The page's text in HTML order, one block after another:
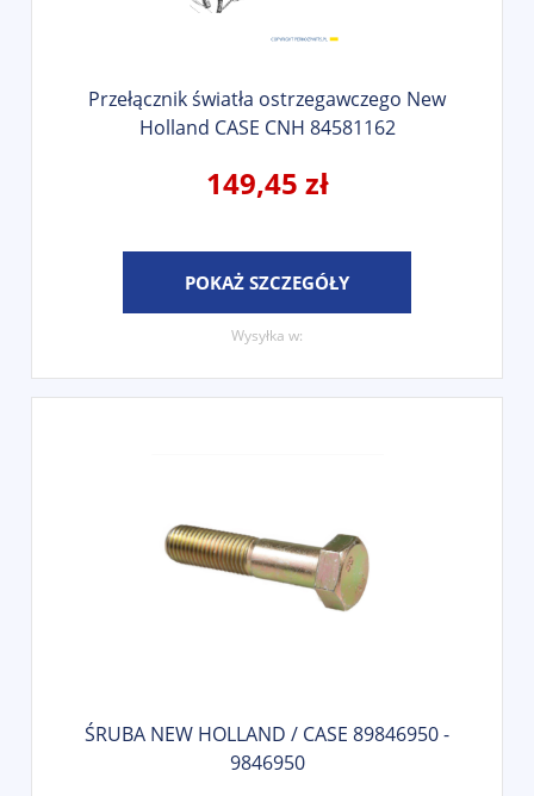
Przełącznik światła ostrzegawczego New
Holland CASE CNH 84581162
149,45 zł
POKAŻ SZCZEGÓŁY
Wysyłka w:
ŚRUBA NEW HOLLAND / CASE 89846950 -
9846950